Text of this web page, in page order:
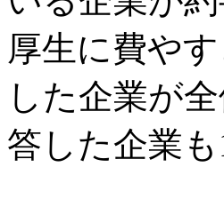
厚生に費や
した企業が
答した企業